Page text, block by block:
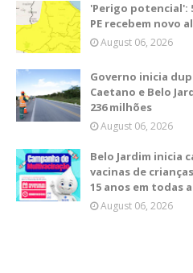
'Perigo potencial':
PE recebem novo
August 06, 2026
Governo inicia
Caetano e Belo
236 milhões
August 06, 2026
Belo Jardim inicia
vacinas de
15 anos em todas
August 06, 2026